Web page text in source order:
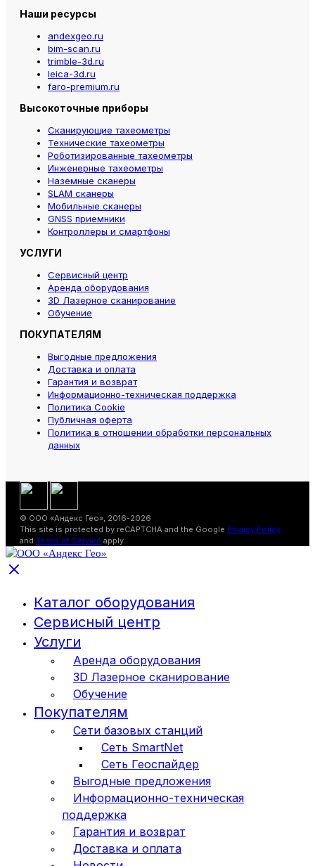
Наши ресурсы
andexgeo.ru
bim-scan.ru
trimble-3d.ru
leica-3d.ru
faro-premium.ru
Высокоточные приборы
Сканирующие тахеометры
Технические тахеометры
Роботизированные тахеометры
Инженерные тахеометры
Наземные сканеры
SLAM сканеры
Мобильные сканеры
GNSS приемники
Контроллеры и смартфоны
УСЛУГИ
Сервисный центр
Аренда оборудования
3D Лазерное сканирование
Обучение
ПОКУПАТЕЛЯМ
Выгодные предложения
Доставка и оплата
Гарантия и возврат
Информационно-техническая поддержка
Политика Cookie
Публичная оферта
Политика в отношении обработки персональных
данных
© ООО «Андекс Гео», 2016-2026
This site is protected by reCAPTCHA and the Google Privacy Policy
and Terms of Service apply.
Каталог оборудования
Сервисный центр
Услуги
Аренда оборудования
3D Лазерное сканирование
Обучение
Покупателям
Сети базовых станций
Сеть SmartNet
Сеть Геоспайдер
Выгодные предложения
Информационно-техническая
поддержка
Гарантия и возврат
Доставка и оплата